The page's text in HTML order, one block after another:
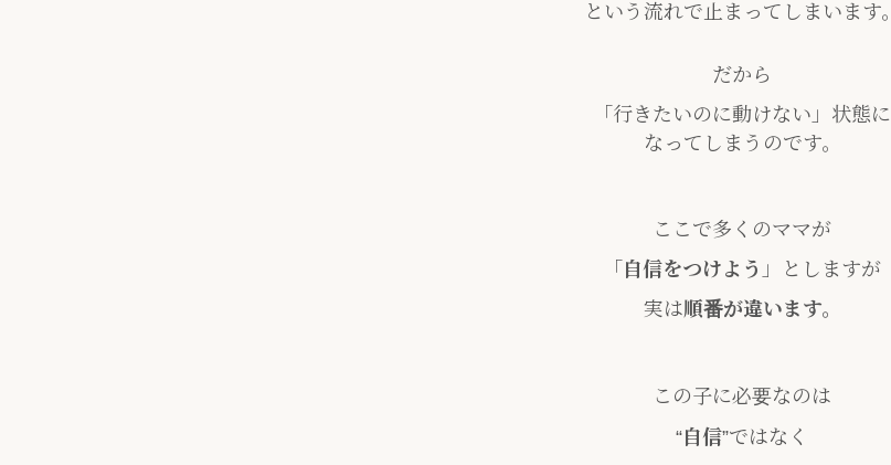
という流れで止まってしまいます。
だから
「行きたいのに動けない」状態に
なってしまうのです。
ここで多くのママが
「 自信をつけよう 」としますが
実は順番が違います。
この子に必要なのは
“自信”ではなく